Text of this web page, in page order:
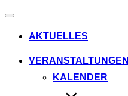
Navigation
AKTUELLES
VERANSTALTUNGEN
KALENDER